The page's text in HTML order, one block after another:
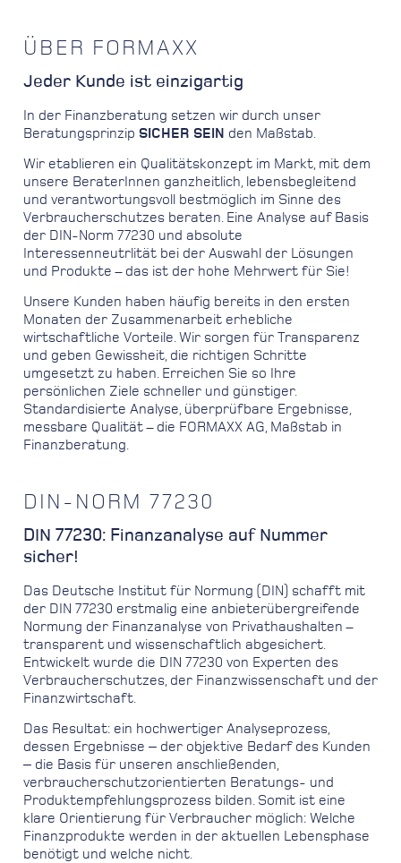
ÜBER FORMAXX
Jeder Kunde ist einzigartig
In der Finanzberatung setzen wir durch unser
Beratungsprinzip SICHER SEIN den Maßstab.
Wir etablieren ein Qualitätskonzept im Markt, mit dem
unsere BeraterInnen ganzheitlich, lebensbegleitend
und verantwortungsvoll bestmöglich im Sinne des
Verbraucherschutzes beraten. Eine Analyse auf Basis
der DIN-Norm 77230 und absolute
Interessenneutrlität bei der Auswahl der Lösungen
und Produkte – das ist der hohe Mehrwert für Sie!
Unsere Kunden haben häufig bereits in den ersten
Monaten der Zusammenarbeit erhebliche
wirtschaftliche Vorteile. Wir sorgen für Transparenz
und geben Gewissheit, die richtigen Schritte
umgesetzt zu haben. Erreichen Sie so Ihre
persönlichen Ziele schneller und günstiger.
Standardisierte Analyse, überprüfbare Ergebnisse,
messbare Qualität – die FORMAXX AG, Maßstab in
Finanzberatung.
DIN-NORM 77230
DIN 77230: Finanzanalyse auf Nummer
sicher!
Das Deutsche Institut für Normung (DIN) schafft mit
der DIN 77230 erstmalig eine anbieterübergreifende
Normung der Finanzanalyse von Privathaushalten –
transparent und wissenschaftlich abgesichert.
Entwickelt wurde die DIN 77230 von Experten des
Verbraucherschutzes, der Finanzwissenschaft und der
Finanzwirtschaft.
Das Resultat: ein hochwertiger Analyseprozess,
dessen Ergebnisse ‒ der objektive Bedarf des Kunden
‒ die Basis für unseren anschließenden,
verbraucherschutzorientierten Beratungs- und
Produktempfehlungsprozess bilden. Somit ist eine
klare Orientierung für Verbraucher möglich: Welche
Finanzprodukte werden in der aktuellen Lebensphase
benötigt und welche nicht.